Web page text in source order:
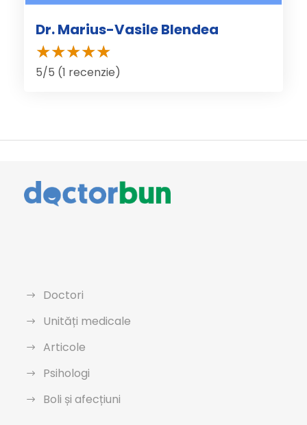
Dr. Marius-Vasile Blendea
5/5 (1 recenzie)
Doctori
Unități medicale
Articole
Psihologi
Boli și afecțiuni